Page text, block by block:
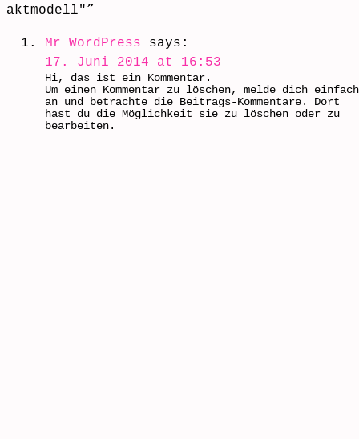
aktmodell"”
Mr WordPress
says:
17. Juni 2014 at 16:53
Hi, das ist ein Kommentar.
Um einen Kommentar zu löschen, melde dich einfach
an und betrachte die Beitrags-Kommentare. Dort
hast du die Möglichkeit sie zu löschen oder zu
bearbeiten.